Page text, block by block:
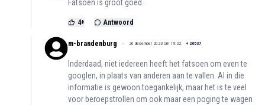
Fatsoen is groot goed.
4+ Antwoord
m-brandenburg 26 december 2023 om 19:22 + 26537
Inderdaad, niet iedereen heeft het fatsoen om even te
googlen, in plaats van anderen aan te vallen. Al in die
informatie is gewoon toegankelijk, maar het is te veel
voor beroepstrollen om ook maar een poging te wagen